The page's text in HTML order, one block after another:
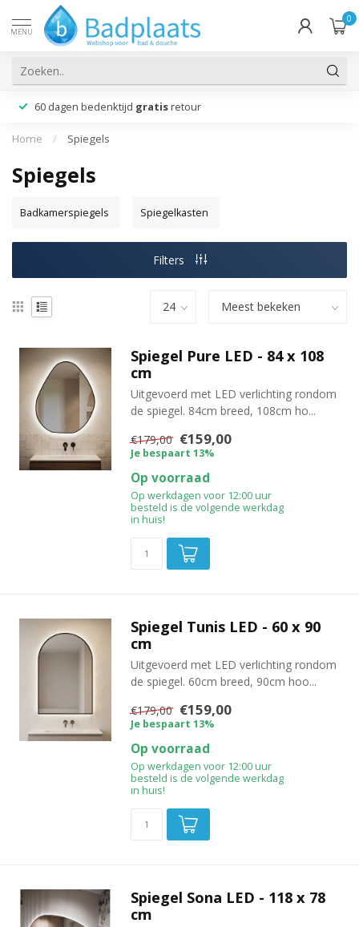
MENU
0
60 dagen bedenktijd gratis retour
Home / Spiegels
Spiegels
Badkamerspiegels Spiegelkasten
Filters
Spiegel Pure LED - 84 x 108
cm
Uitgevoerd met LED verlichting rondom
de spiegel. 84cm breed, 108cm ho...
€179,00 €159,00
Je bespaart 13%
Op voorraad
Op werkdagen voor 12:00 uur
besteld is de volgende werkdag
in huis!
Spiegel Tunis LED - 60 x 90
cm
Uitgevoerd met LED verlichting rondom
de spiegel. 60cm breed, 90cm hoo...
€179,00 €159,00
Je bespaart 13%
Op voorraad
Op werkdagen voor 12:00 uur
besteld is de volgende werkdag
in huis!
Spiegel Sona LED - 118 x 78
cm